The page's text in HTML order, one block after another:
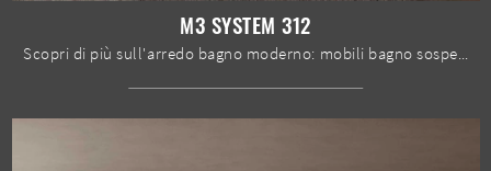
M3 SYSTEM 312
Scopri di più sull'arredo bagno moderno: mobili bagno sospesi in laccato opaco come il modello M3 System 312 di Baxar ti attendono.